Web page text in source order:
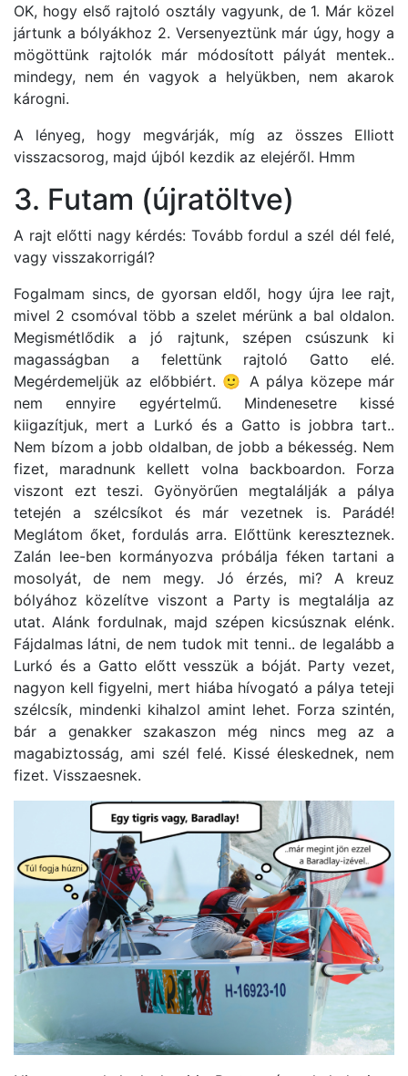
OK, hogy első rajtoló osztály vagyunk, de 1. Már közel
jártunk a bólyákhoz 2. Versenyeztünk már úgy, hogy a
mögöttünk rajtolók már módosított pályát mentek..
mindegy, nem én vagyok a helyükben, nem akarok
károgni.
A lényeg, hogy megvárják, míg az összes Elliott
visszacsorog, majd újból kezdik az elejéről. Hmm
3. Futam (újratöltve)
A rajt előtti nagy kérdés: Tovább fordul a szél dél felé,
vagy visszakorrigál?
Fogalmam sincs, de gyorsan eldől, hogy újra lee rajt,
mivel 2 csomóval több a szelet mérünk a bal oldalon.
Megismétlődik a jó rajtunk, szépen csúszunk ki
magasságban a felettünk rajtoló Gatto elé.
Megérdemeljük az előbbiért. 🙂 A pálya közepe már
nem ennyire egyértelmű. Mindenesetre kissé
kiigazítjuk, mert a Lurkó és a Gatto is jobbra tart..
Nem bízom a jobb oldalban, de jobb a békesség. Nem
fizet, maradnunk kellett volna backboardon. Forza
viszont ezt teszi. Gyönyörűen megtalálják a pálya
tetején a szélcsíkot és már vezetnek is. Parádé!
Meglátom őket, fordulás arra. Előttünk kereszteznek.
Zalán lee-ben kormányozva próbálja féken tartani a
mosolyát, de nem megy. Jó érzés, mi? A kreuz
bólyához közelítve viszont a Party is megtalálja az
utat. Alánk fordulnak, majd szépen kicsúsznak elénk.
Fájdalmas látni, de nem tudok mit tenni.. de legalább a
Lurkó és a Gatto előtt vesszük a bóját. Party vezet,
nagyon kell figyelni, mert hiába hívogató a pálya teteji
szélcsík, mindenki kihalzol amint lehet. Forza szintén,
bár a genakker szakaszon még nincs meg az a
magabiztosság, ami szél felé. Kissé éleskednek, nem
fizet. Visszaesnek.